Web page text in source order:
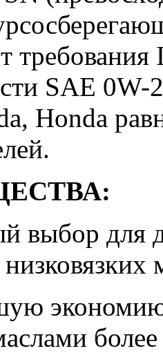
SAE 0W-
Honda
выбор для
более